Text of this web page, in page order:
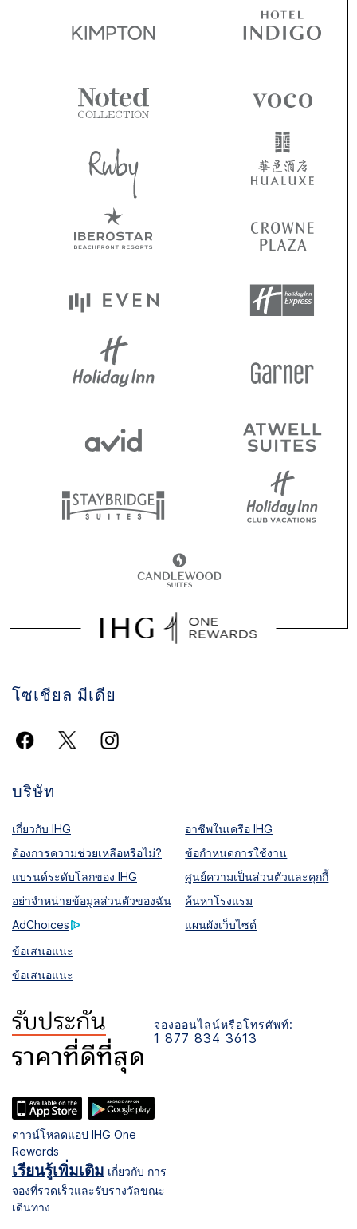
โซเชียล มีเดีย
บริษัท
เกี่ยวกับ IHG
อาชีพในเครือ IHG
ต้องการความช่วยเหลือหรือไม่?
ข้อกำหนดการใช้งาน
แบรนด์ระดับโลกของ IHG
ศูนย์ความเป็นส่วนตัวและคุกกี้
อย่าจำหน่ายข้อมูลส่วนตัวของฉัน
ค้นหาโรงแรม
AdChoices
แผนผังเว็บไซต์
ข้อเสนอแนะ
ข้อเสนอแนะ
จองออนไลน์หรือโทรศัพท์:
1 877 834 3613
ดาวน์โหลดแอป IHG One
Rewards
เรียนรู้เพิ่มเติม เกี่ยวกับ การ
จองที่รวดเร็วและรับรางวัลขณะ
เดินทาง